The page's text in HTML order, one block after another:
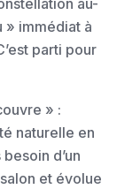
au-
» immédiat à
parti pour
» :
naturelle en
d’un
et évolue